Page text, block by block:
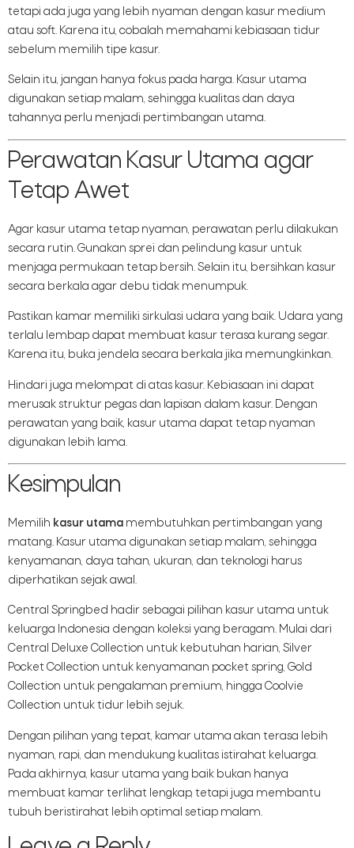
tetapi ada juga yang lebih nyaman dengan kasur medium
atau soft. Karena itu, cobalah memahami kebiasaan tidur
sebelum memilih tipe kasur.
Selain itu, jangan hanya fokus pada harga. Kasur utama
digunakan setiap malam, sehingga kualitas dan daya
tahannya perlu menjadi pertimbangan utama.
Perawatan Kasur Utama agar
Tetap Awet
Agar kasur utama tetap nyaman, perawatan perlu dilakukan
secara rutin. Gunakan sprei dan pelindung kasur untuk
menjaga permukaan tetap bersih. Selain itu, bersihkan kasur
secara berkala agar debu tidak menumpuk.
Pastikan kamar memiliki sirkulasi udara yang baik. Udara yang
terlalu lembap dapat membuat kasur terasa kurang segar.
Karena itu, buka jendela secara berkala jika memungkinkan.
Hindari juga melompat di atas kasur. Kebiasaan ini dapat
merusak struktur pegas dan lapisan dalam kasur. Dengan
perawatan yang baik, kasur utama dapat tetap nyaman
digunakan lebih lama.
Kesimpulan
Memilih kasur utama membutuhkan pertimbangan yang
matang. Kasur utama digunakan setiap malam, sehingga
kenyamanan, daya tahan, ukuran, dan teknologi harus
diperhatikan sejak awal.
Central Springbed hadir sebagai pilihan kasur utama untuk
keluarga Indonesia dengan koleksi yang beragam. Mulai dari
Central Deluxe Collection untuk kebutuhan harian, Silver
Pocket Collection untuk kenyamanan pocket spring, Gold
Collection untuk pengalaman premium, hingga Coolvie
Collection untuk tidur lebih sejuk.
Dengan pilihan yang tepat, kamar utama akan terasa lebih
nyaman, rapi, dan mendukung kualitas istirahat keluarga.
Pada akhirnya, kasur utama yang baik bukan hanya
membuat kamar terlihat lengkap, tetapi juga membantu
tubuh beristirahat lebih optimal setiap malam.